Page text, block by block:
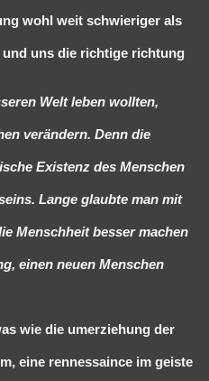
wohl weit schwieriger als
uns die richtige richtung
Welt leben wollten,
verändern. Denn die
Existenz des Menschen
Lange glaubte man mit
Menschheit besser machen
einen neuen Menschen
wie die umerziehung der
eine rennessaince im geiste